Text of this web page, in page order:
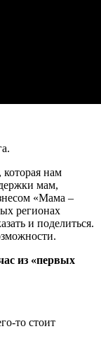
нам
мам,
«Мама –
регионах
и поделиться.
из «первых
то стоит